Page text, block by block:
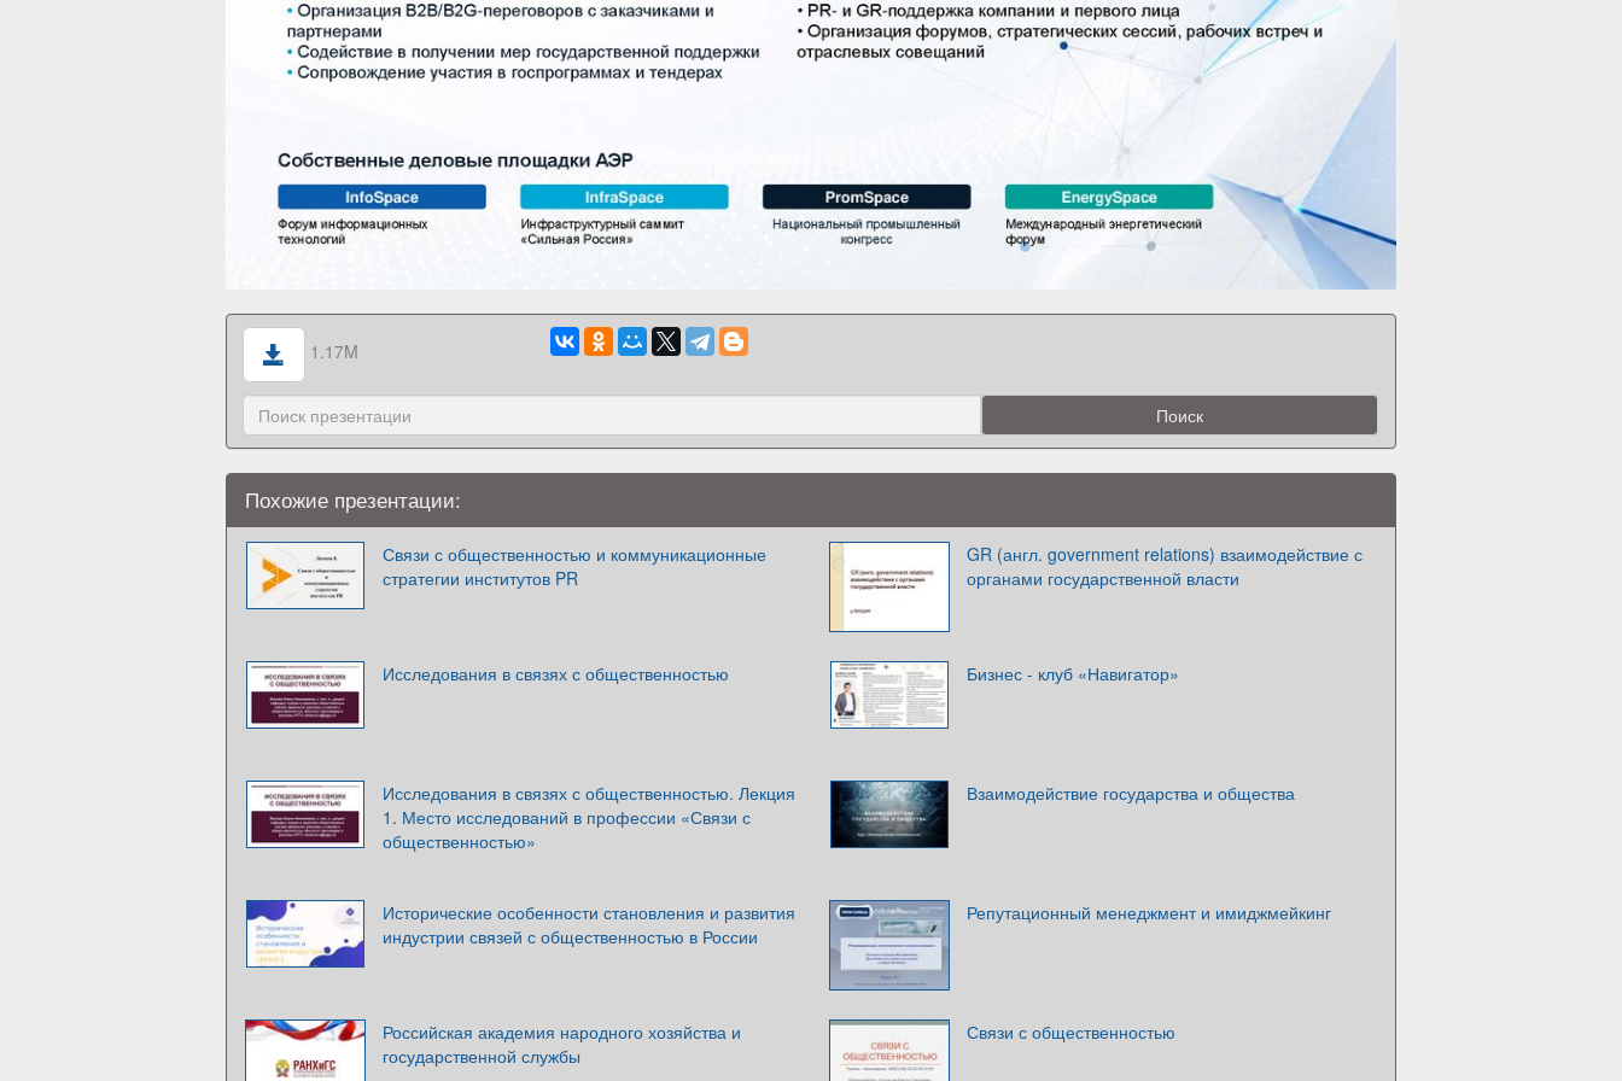
1.17M
Похожие презентации:
Связи с общественностью и коммуникационные
стратегии институтов PR
GR (англ. government relations) взаимодействие с
органами государственной власти
Исследования в связях с общественностью Бизнес - клуб «Навигатор»
Исследования в связях с общественностью. Лекция
1. Место исследований в профессии «Связи с
общественностью»
Взаимодействие государства и общества
Исторические особенности становления и развития
индустрии связей с общественностью в России
Репутационный менеджмент и имиджмейкинг
Российская академия народного хозяйства и
государственной службы
Связи с общественностью